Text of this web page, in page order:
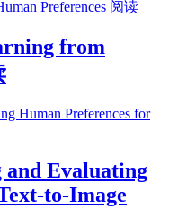
from
Evaluating
to-Image